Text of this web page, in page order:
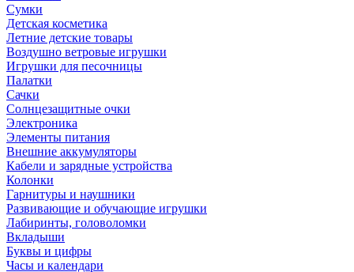
Сумки
Детская косметика
Летние детские товары
Воздушно ветровые игрушки
Игрушки для песочницы
Палатки
Сачки
Солнцезащитные очки
Электроника
Элементы питания
Внешние аккумуляторы
Кабели и зарядные устройства
Колонки
Гарнитуры и наушники
Развивающие и обучающие игрушки
Лабиринты, головоломки
Вкладыши
Буквы и цифры
Часы и календари